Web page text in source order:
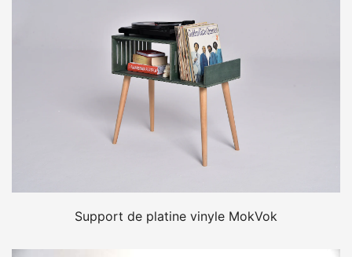
Support de platine vinyle MokVok